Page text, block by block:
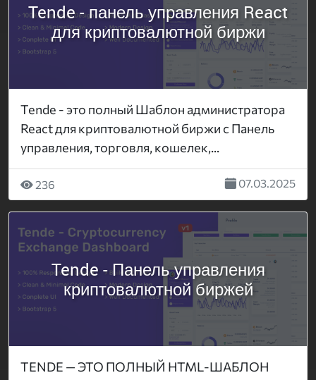
Tende - панель управления React
для криптовалютной биржи
Tende - это полный Шаблон администратора
React для криптовалютной биржи с Панель
управления, торговля, кошелек,...
236 07.03.2025
Tende - Панель управления
криптовалютной биржей
TENDE — ЭТО ПОЛНЫЙ HTML-ШАБЛОН